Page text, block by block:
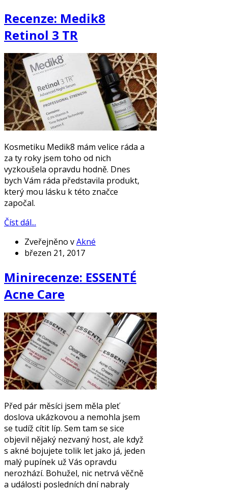
Recenze: Medik8
Retinol 3 TR
Kosmetiku Medik8 mám velice ráda a
za ty roky jsem toho od nich
vyzkoušela opravdu hodně. Dnes
bych Vám ráda představila produkt,
který mou lásku k této značce
započal.
Číst dál...
Zveřejněno vAkné
březen 21, 2017
Minirecenze: ESSENTÉ
Acne Care
Před pár měsíci jsem měla pleť
doslova ukázkovou a nemohla jsem
se tudíž cítit líp. Sem tam se sice
objevil nějaký nezvaný host, ale když
s akné bojujete tolik let jako já, jeden
malý pupínek už Vás opravdu
nerozhází. Bohužel, nic netrvá věčně
a události posledních dní nabraly